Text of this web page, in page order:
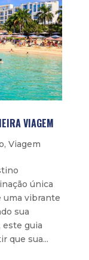
VIAGEM
, Viagem
única
uma vibrante
sua
este guia
que sua...